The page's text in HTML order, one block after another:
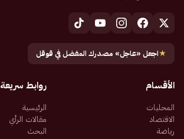
★اجعل «عاجل» مصدرك المفضل في قوقل
الأقسام
المحليات
الاقتصاد
رياضة
روابط سريعة
الرئيسية
مقالات الرأي
البحث